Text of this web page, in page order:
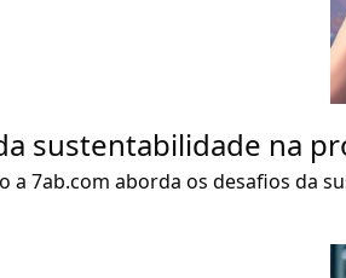
sustentabilidade na
a 7ab.com aborda os desafios da